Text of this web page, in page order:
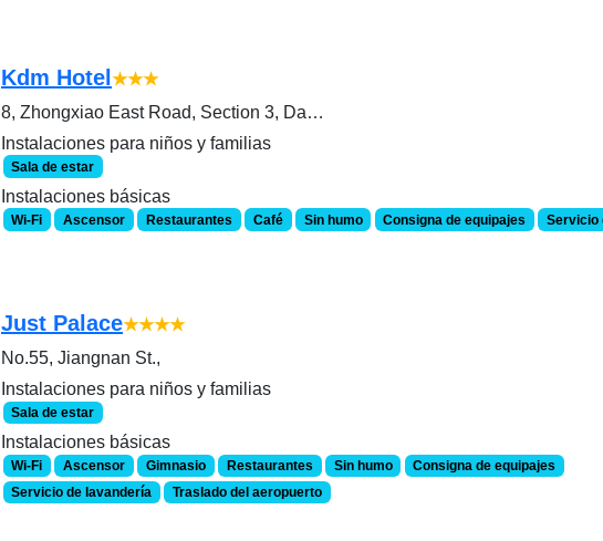
Kdm Hotel★★★
8, Zhongxiao East Road, Section 3, Daan District 10652, Taipei, Taiwan
Instalaciones para niños y familias
Sala de estar
Instalaciones básicas
Wi-Fi Ascensor Restaurantes Café Sin humo Consigna de equipajes Servicio
Just Palace★★★★
No.55, Jiangnan St.,
Instalaciones para niños y familias
Sala de estar
Instalaciones básicas
Wi-Fi Ascensor Gimnasio Restaurantes Sin humo
Consigna de equipajes
Servicio de lavandería
Traslado del aeropuerto